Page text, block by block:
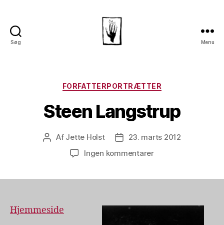
Søg Menu
Kategorier
FORFATTERPORTRÆTTER
Steen Langstrup
Indlægsforfatter
Af Jette Holst Indlægsdato
23. marts 2012
Ingen kommentarertil
Hjemmeside